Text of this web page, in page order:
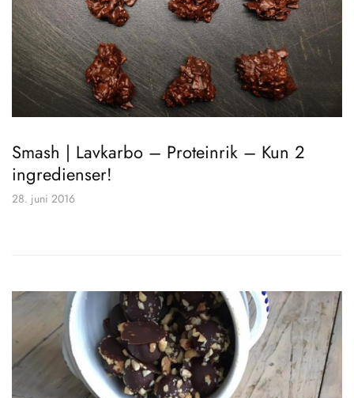
Smash | Lavkarbo – Proteinrik – Kun 2
ingredienser!
28. juni 2016